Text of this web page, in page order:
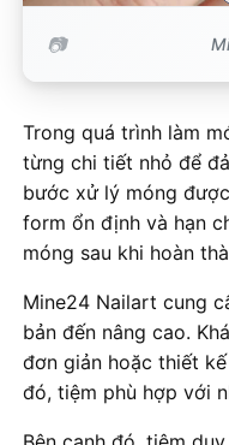
Trong quá trình làm
từng chi tiết nhỏ để
bước xử lý móng
form ổn định và hạn
móng sau khi hoàn
Mine24 Nailart cung
bản đến nâng cao.
đơn giản hoặc thiết
đó, tiệm phù hợp với